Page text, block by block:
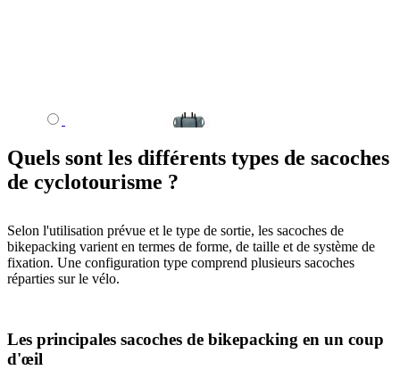
Quels sont les différents types de sacoches
de cyclotourisme ?
Selon l'utilisation prévue et le type de sortie, les sacoches de
bikepacking varient en termes de forme, de taille et de système de
fixation. Une configuration type comprend plusieurs sacoches
réparties sur le vélo.
Les principales sacoches de bikepacking en un coup
d'œil